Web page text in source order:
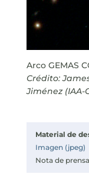
Arco GEMAS
Crédito:
Jiménez (IAA-
Material de
Imagen (jpeg)
Nota de